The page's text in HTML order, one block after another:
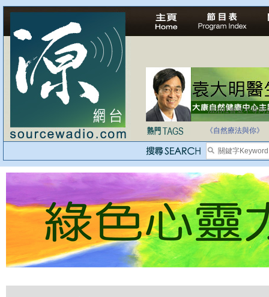
法治社會並不等同
《自然療法與你》